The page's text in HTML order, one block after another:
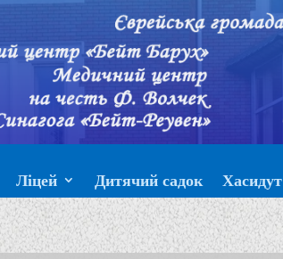
Ліцей Дитячий садок Хасидут